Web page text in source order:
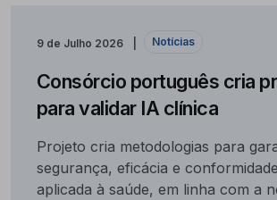
9 de Julho 2026 Notícias
Consórcio português cria
para validar IA clínica
Projeto cria metodologias para
segurança, eficácia e
aplicada à saúde, em linha com a